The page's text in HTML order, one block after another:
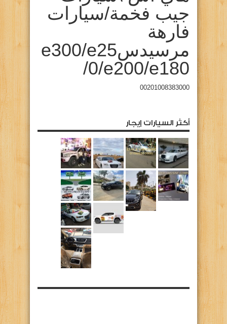
جيب فخمة/سيارات
فارهة
مرسيدسe300/e25
0/e200/e180/
00201008383000
أكثر السيارات إيجار